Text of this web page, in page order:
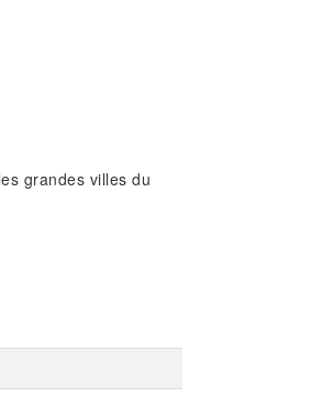
grandes villes du